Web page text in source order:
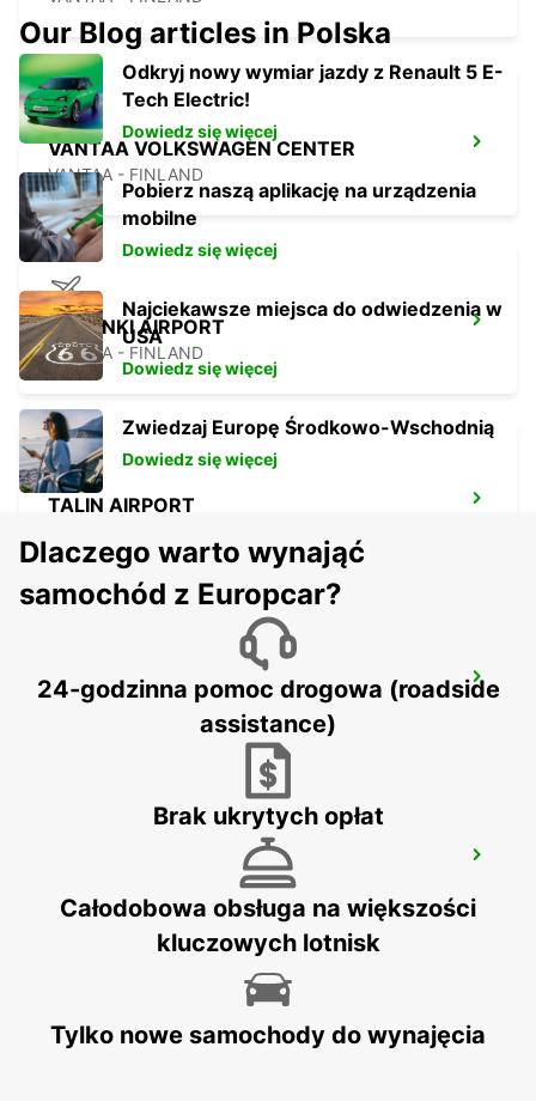
VANTAA VOLKSWAGEN CENTER
VANTAA - FINLAND
HELSINKI AIRPORT
VANTAA - FINLAND
TALIN AIRPORT
TALLINN CITY
TALLINN - ESTONIA
HÄMEENLINNA - FINLAND
Our Blog articles in Polska
Odkryj nowy wymiar jazdy z Renault 5 E-
Tech Electric!
Dowiedz się więcej
Pobierz naszą aplikację na urządzenia
mobilne
Dowiedz się więcej
Najciekawsze miejsca do odwiedzenia w
USA
Dowiedz się więcej
Zwiedzaj Europę Środkowo-Wschodnią
Dowiedz się więcej
Dlaczego warto wynająć
samochód z Europcar?
24-godzinna pomoc drogowa (roadside
assistance)
Brak ukrytych opłat
Całodobowa obsługa na większości
kluczowych lotnisk
Tylko nowe samochody do wynajęcia